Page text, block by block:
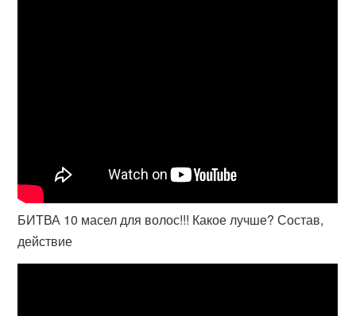
БИТВА 10 масел для волос!!! Какое лучше? Состав,
действие